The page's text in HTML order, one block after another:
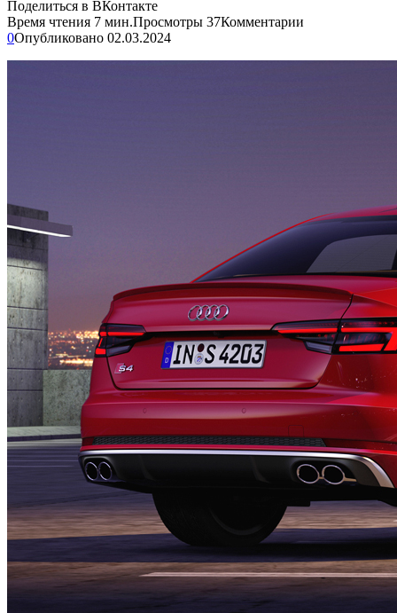
Поделиться в ВКонтакте
Время чтения 7 мин.Просмотры 37Комментарии
0Опубликовано 02.03.2024